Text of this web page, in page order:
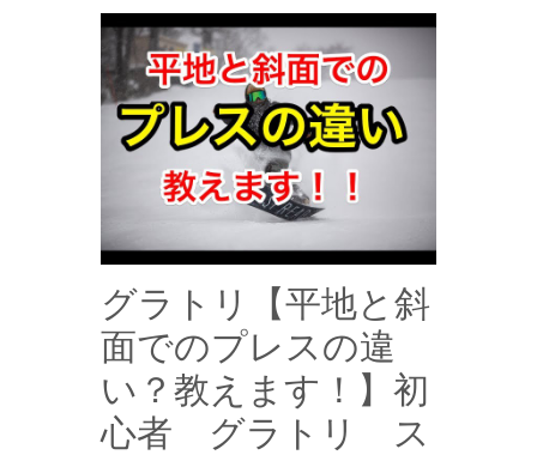
グラトリ【平地と斜
面でのプレスの違
い？教えます！】初
心者 グラトリ ス